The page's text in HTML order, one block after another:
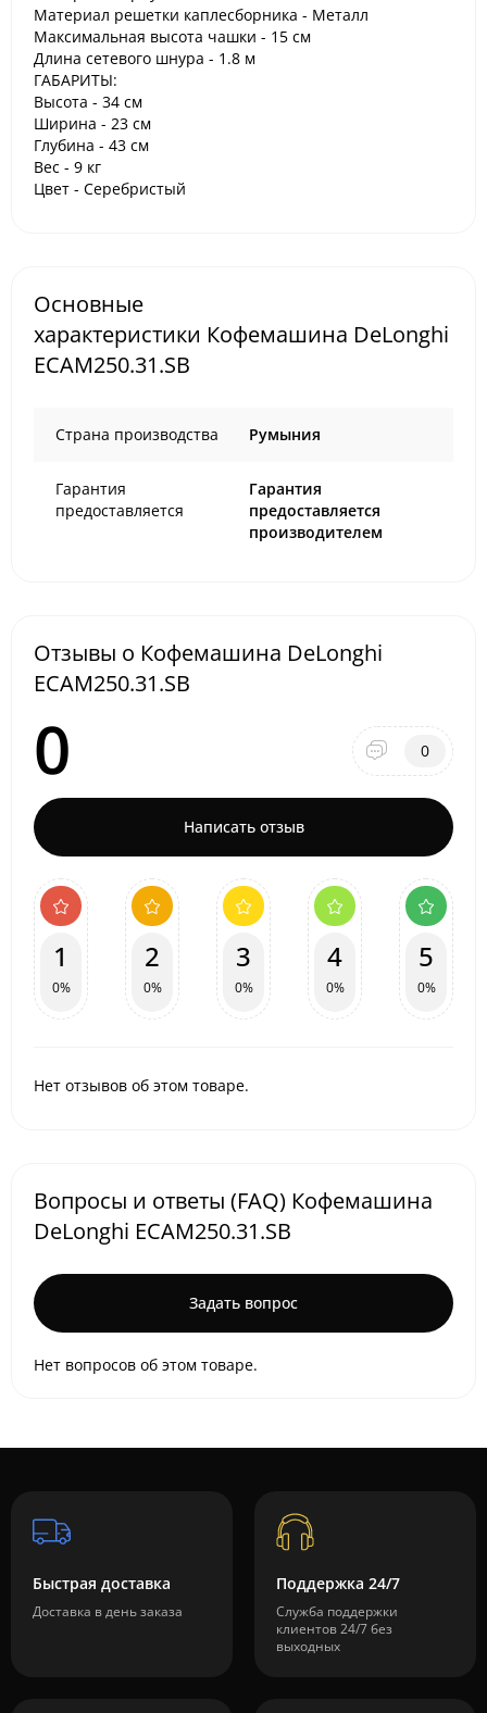
Материал решетки каплесборника - Металл
Максимальная высота чашки - 15 см
Длина сетевого шнура - 1.8 м
ГАБАРИТЫ:
Высота - 34 см
Ширина - 23 см
Глубина - 43 см
Вес - 9 кг
Цвет - Серебристый
Основные
характеристики Кофемашина DeLonghi
ECAM250.31.SB
Страна производства Румыния
Гарантия
предоставляется
Гарантия
предоставляется
производителем
Отзывы о Кофемашина DeLonghi
ECAM250.31.SB
0 0
Написать отзыв
1
0%
2
0%
3
0%
4
0%
5
0%
Нет отзывов об этом товаре.
Вопросы и ответы (FAQ) Кофемашина
DeLonghi ECAM250.31.SB
Задать вопрос
Нет вопросов об этом товаре.
Быстрая доставка
Доставка в день заказа
Поддержка 24/7
Служба поддержки
клиентов 24/7 без
выходных